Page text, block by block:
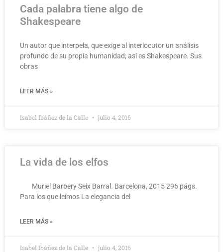
Cada palabra tiene algo de
Shakespeare
Un autor que interpela, que exige al interlocutor un análisis
profundo de su propia humanidad; así es Shakespeare. Sus
obras
LEER MÁS »
Isabel Ibáñez de la Calle julio 4, 2016
La vida de los elfos
Muriel Barbery Seix Barral. Barcelona, 2015 296 págs.
Para los que leímos La elegancia del
LEER MÁS »
Isabel Ibáñez de la Calle julio 4, 2016